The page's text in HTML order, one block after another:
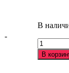
чаша
PVD
графит
-
В
товара
Мойка
В